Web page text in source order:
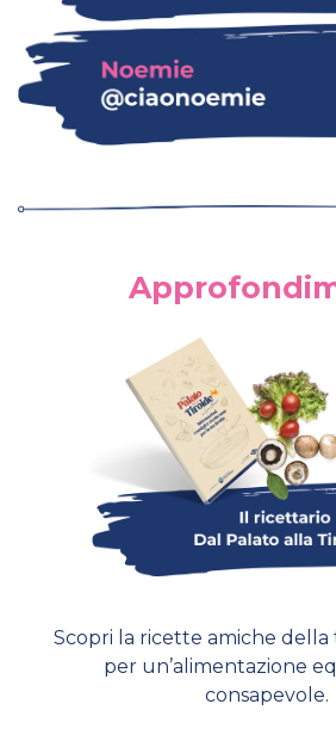
Scopri la ricette amiche della
per un’alimentazione
consapevole.